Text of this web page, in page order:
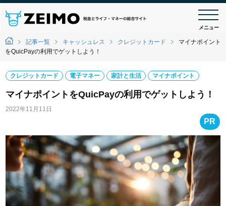
メニュー
記事一覧 キャッシュレス クレジットカード
マイナポイント
をQuicPayの利用でゲットしよう！
クレジットカード 電子マネー 家計と生活 マイナポイント
マイナポイントをQuicPayの利用でゲットしよう！
2022年11月11日
PR